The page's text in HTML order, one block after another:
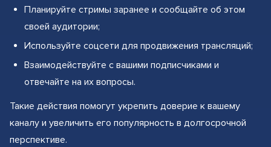
Планируйте стримы заранее и сообщайте об этом
своей аудитории;
Используйте соцсети для продвижения трансляций;
Взаимодействуйте с вашими подписчиками и
отвечайте на их вопросы.
Такие действия помогут укрепить доверие к вашему
каналу и увеличить его популярность в долгосрочной
перспективе.